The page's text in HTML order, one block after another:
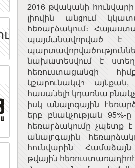
2016 թվականի
լիովին անցում
հեռարձակում։
պայմանավորված է
նախատեսվում է
հեռուստացանցի
կշարունակվի այնքան,
հասանելի կդառնա
իսկ անալոգային
երբ բնակչության 95%-
հեռարձակումը չպետք
անալոգային
հունվարին:Համաձայն
թվային